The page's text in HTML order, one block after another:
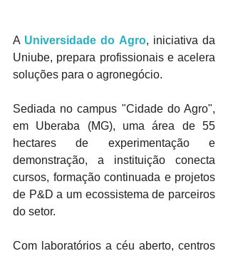
A Universidade do Agro, iniciativa da
Uniube, prepara profissionais e acelera
soluções para o agronegócio.
Sediada no campus "Cidade do Agro",
em Uberaba (MG), uma área de 55
hectares de experimentação e
demonstração, a instituição conecta
cursos, formação continuada e projetos
de P&D a um ecossistema de parceiros
do setor.
Com laboratórios a céu aberto, centros